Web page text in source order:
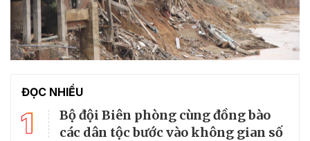
ĐỌC NHIỀU
1
Bộ đội Biên phòng cùng đồng bào
các dân tộc bước vào không gian số